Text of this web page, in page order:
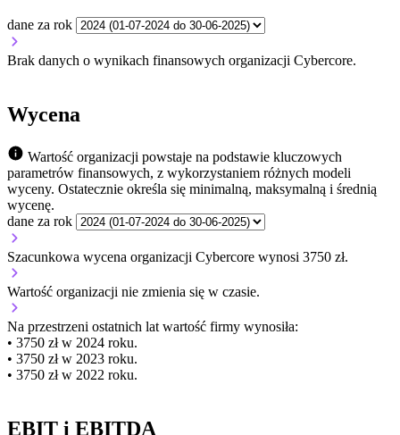
dane za rok
Brak danych o wynikach finansowych organizacji Cybercore.
Wycena
Wartość organizacji powstaje na podstawie kluczowych
parametrów finansowych, z wykorzystaniem różnych modeli
wyceny. Ostatecznie określa się minimalną, maksymalną i średnią
wycenę.
dane za rok
Szacunkowa wycena organizacji Cybercore wynosi 3750 zł.
Wartość organizacji nie zmienia się w czasie.
Na przestrzeni ostatnich lat wartość firmy wynosiła:
• 3750 zł w 2024 roku.
• 3750 zł w 2023 roku.
• 3750 zł w 2022 roku.
EBIT i EBITDA